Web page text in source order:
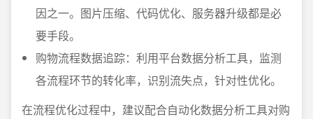
因之一。图片压缩、代码优化、服务器升级都是必
要手段。
购物流程数据追踪：利用平台数据分析工具，监测
各流程环节的转化率，识别流失点，针对性优化。
在流程优化过程中，建议配合自动化数据分析工具对购